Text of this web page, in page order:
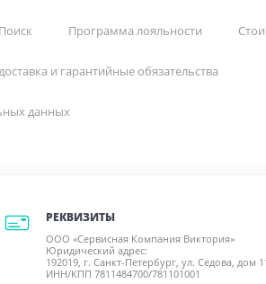
Поиск Программа лояльности
и гарантийные обязательства
данных
РЕКВИЗИТЫ
ООО «Сервисная Компания Виктория»
Юридический адрес:
192019, г. Санкт-Петербург, ул. Седова, дом
ИНН/КПП 7811484700/781101001